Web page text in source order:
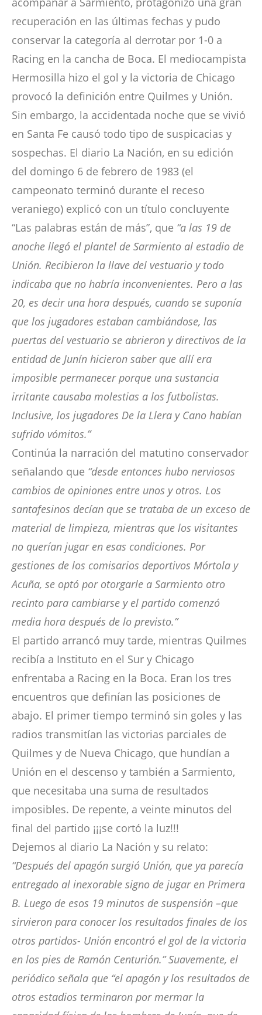
recuperación en las últimas fechas y pudo
conservar la categoría al derrotar por 1-0 a
Racing en la cancha de Boca. El mediocampista
Hermosilla hizo el gol y la victoria de Chicago
provocó la definición entre Quilmes y Unión.
Sin embargo, la accidentada noche que se vivió
en Santa Fe causó todo tipo de suspicacias y
sospechas. El diario La Nación, en su edición
del domingo 6 de febrero de 1983 (el
campeonato terminó durante el receso
veraniego) explicó con un título concluyente
“Las palabras están de más”, que “a las 19 de
anoche llegó el plantel de Sarmiento al estadio de
Unión. Recibieron la llave del vestuario y todo
indicaba que no habría inconvenientes. Pero a las
20, es decir una hora después, cuando se suponía
que los jugadores estaban cambiándose, las
puertas del vestuario se abrieron y directivos de la
entidad de Junín hicieron saber que allí era
imposible permanecer porque una sustancia
irritante causaba molestias a los futbolistas.
Inclusive, los jugadores De la Llera y Cano habían
sufrido vómitos.”
Continúa la narración del matutino conservador
señalando que “desde entonces hubo nerviosos
cambios de opiniones entre unos y otros. Los
santafesinos decían que se trataba de un exceso de
material de limpieza, mientras que los visitantes
no querían jugar en esas condiciones. Por
gestiones de los comisarios deportivos Mórtola y
Acuña, se optó por otorgarle a Sarmiento otro
recinto para cambiarse y el partido comenzó
media hora después de lo previsto.”
El partido arrancó muy tarde, mientras Quilmes
recibía a Instituto en el Sur y Chicago
enfrentaba a Racing en la Boca. Eran los tres
encuentros que definían las posiciones de
abajo. El primer tiempo terminó sin goles y las
radios transmitían las victorias parciales de
Quilmes y de Nueva Chicago, que hundían a
Unión en el descenso y también a Sarmiento,
que necesitaba una suma de resultados
imposibles. De repente, a veinte minutos del
final del partido ¡¡¡se cortó la luz!!!
Dejemos al diario La Nación y su relato:
“Después del apagón surgió Unión, que ya parecía
entregado al inexorable signo de jugar en Primera
B. Luego de esos 19 minutos de suspensión –que
sirvieron para conocer los resultados finales de los
otros partidos- Unión encontró el gol de la victoria
en los pies de Ramón Centurión.” Suavemente, el
periódico señala que “el apagón y los resultados de
otros estadios terminaron por mermar la